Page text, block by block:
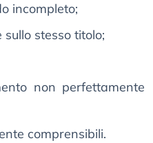
incompleto;
stesso titolo;
non perfettamente
comprensibili.